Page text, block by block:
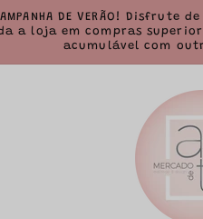
DE VERÃO! Disfrute de
a loja em compras
acumulável com